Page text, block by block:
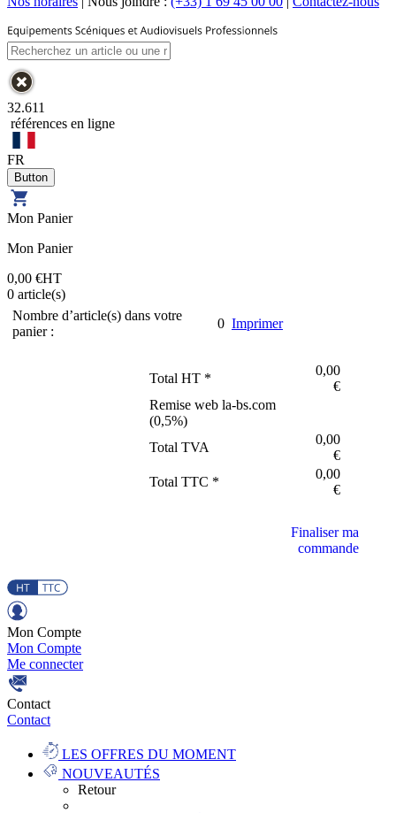
32.611
références en ligne
FR
Mon Panier
Mon Panier
0,00 €HT
0 article(s)
Nombre d’article(s) dans votre
panier :
0 Imprimer
Total HT *
0,00
€
Remise web la-bs.com
(0,5%)
Total TVA
0,00
€
Total TTC *
0,00
€
Finaliser ma
commande
Mon Compte
Mon Compte
Me connecter
Contact
Contact
LES OFFRES DU MOMENT
NOUVEAUTÉS
Retour